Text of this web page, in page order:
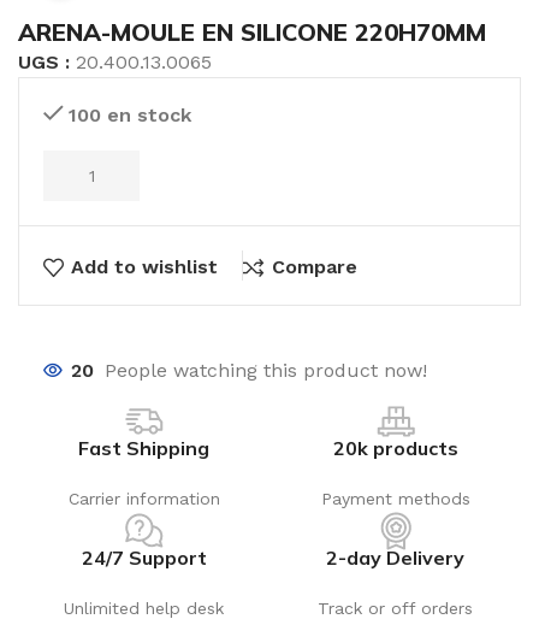
ARENA-MOULE EN SILICONE 220H70MM
UGS : 20.400.13.0065
100 en stock
Add to wishlist Compare
20 People watching this product now!
Fast Shipping
Carrier information
20k products
Payment methods
24/7 Support
Unlimited help desk
2-day Delivery
Track or off orders